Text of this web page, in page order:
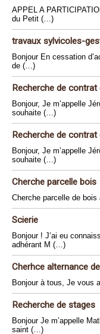
APPEL A
du Petit (…)
travaux sylvicoles-
Bonjour En cessation
de (…)
Recherche de
Bonjour, Je m’appelle
souhaite (…)
Recherche de
Bonjour, Je m’appelle
souhaite (…)
Cherche parcelle bois
Cherche parcelle de
Scierie
Bonjour ! J’ai eu
adhérant M (…)
Cherhce alternance
Bonjour à tous, Je vous
Recherche de stages
Bonjour Je m’appelle
saint (…)